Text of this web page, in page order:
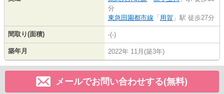
分
東急田園都市線 「 用賀 」駅 徒歩27分
間取り(面積) -(-)
築年月 2022年 11月(築3年)
メールでお問い合わせする(無料)